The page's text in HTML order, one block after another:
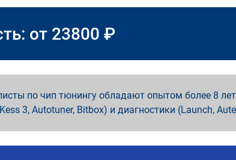
от 23800 ₽
по чип тюнингу обладают опытом более 8
3, Autotuner, Bitbox) и диагностики (Launch,